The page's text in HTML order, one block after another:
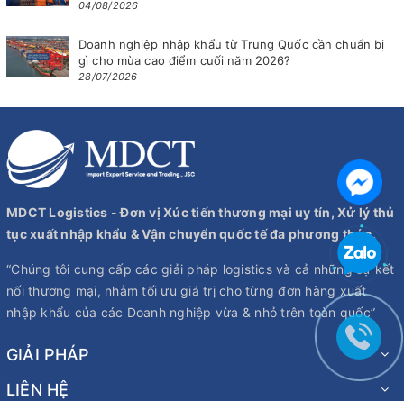
04/08/2026
Doanh nghiệp nhập khẩu từ Trung Quốc cần chuẩn bị
gì cho mùa cao điểm cuối năm 2026?
28/07/2026
MDCT Logistics - Đơn vị Xúc tiến thương mại uy tín, Xử lý thủ
tục xuất nhập khẩu & Vận chuyển quốc tế đa phương thức.
“Chúng tôi cung cấp các giải pháp logistics và cả những sự kết
nối thương mại, nhằm tối ưu giá trị cho từng đơn hàng xuất
nhập khẩu của các Doanh nghiệp vừa & nhỏ trên toàn quốc”
GIẢI PHÁP
LIÊN HỆ